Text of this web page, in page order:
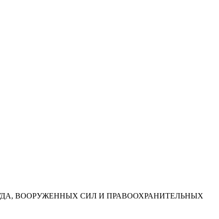
ВООРУЖЕННЫХ СИЛ И ПРАВООХРАНИТЕЛЬНЫХ